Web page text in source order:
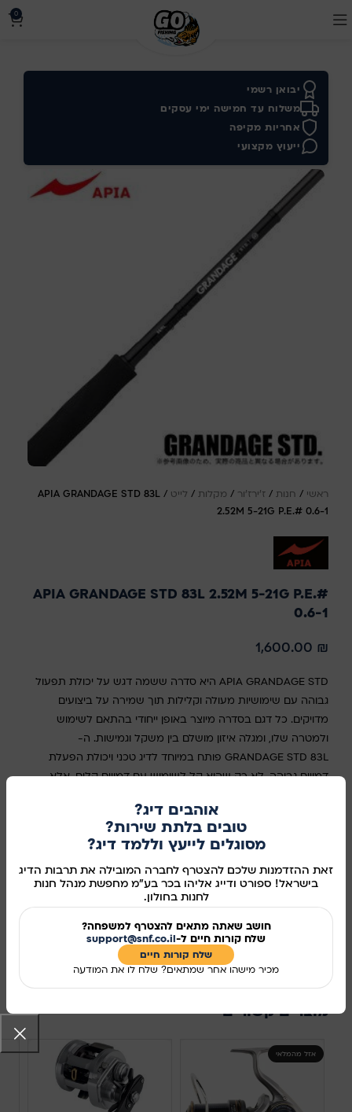
אוהבים דיג?
טובים בלתת שירות?
מסוגלים לייעץ וללמד דיג?
זאת ההזדמנות שלכם להצטרף לחברה המובילה את תרבות הדיג
בישראל! ספורט ודייג אליהו בכר בע"מ מחפשת מנהל חנות
לחנות בחולון.
חושב שאתה מתאים להצטרף למשפחה?
שלח קורות חיים ל-support@snf.co.il
שלח קורות חיים​
מכיר מישהו אחר שמתאים? שלח לו את המודעה
0
יבואן רשמי
משלוח עד חמישה ימי עסקים
אחריות מקיפה
ייעוץ מקצועי
ראשי / חנות / ז'ירז'ור / מקלות / לייט /
APIA GRANDAGE STD 83L
2.52M 5-21G P.E.# 0.6-1
APIA GRANDAGE STD 83L 2.52M 5-21G P.E.#
0.6-1
1,600.00 ₪
APIA GRANDAGE STD היא סדרה ששמה דגש על יכולת תפעול
גבוהה עם שימושיות מעולה וקלילות תוך שמירה על ביצועים
מדויקים. כל דגם בסדרה מיוצר באופן ייחודי בהתאם לשימוש
ולמטרה שלו, ומגלה איזון מושלם בין משקל וגמישות. ה-
GRANDAGE STD 83L פותח במיוחד לדיג טכני ויכולת הפעלת
דמויים גבוהה. לא רק שהוא קל לשימוש עם דמויים קלים, אלא
הוספה לסל
קנו עכשיו
מידע נוסף
שיתוף ברשתות החברתיות:
מוצרים קשורים
אזל מהמלאי